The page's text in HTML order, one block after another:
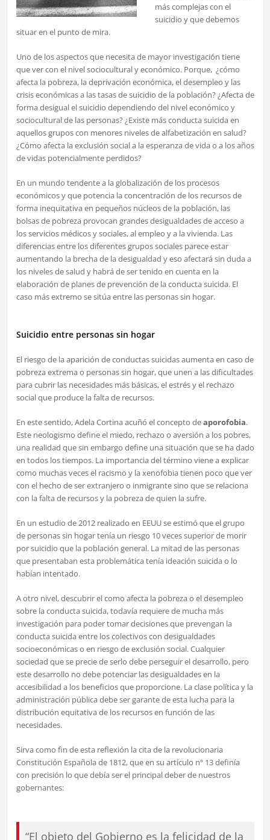
más complejas con el
suicidio y que debemos
situar en el punto de mira.
Uno de los aspectos que necesita de mayor investigación tiene
que ver con el nivel sociocultural y económico. Porque, ¿cómo
afecta la pobreza, la deprivación económica, el desempleo y las
crisis económicas a las tasas de suicidio de la población? ¿Afecta de
forma desigual el suicidio dependiendo del nivel económico y
sociocultural de las personas? ¿Existe más conducta suicida en
aquellos grupos con menores niveles de alfabetización en salud?
¿Cómo afecta la exclusión social a la esperanza de vida o a los años
de vidas potencialmente perdidos?
En un mundo tendente a la globalización de los procesos
económicos y que potencia la concentración de los recursos de
forma inequitativa en pequeños núcleos de la población, las
bolsas de pobreza provocan grandes desigualdades de acceso a
los servicios médicos y sociales, al empleo y a la vivienda. Las
diferencias entre los diferentes grupos sociales parece estar
aumentando la brecha de la desigualdad y eso afectará sin duda a
los niveles de salud y habrá de ser tenido en cuenta en la
elaboración de planes de prevención de la conducta suicida. El
caso más extremo se sitúa entre las personas sin hogar.
Suicidio entre personas sin hogar
El riesgo de la aparición de conductas suicidas aumenta en caso de
pobreza extrema o personas sin hogar, que unen a las dificultades
para cubrir las necesidades más básicas, el estrés y el rechazo
social que produce la falta de recursos.
En este sentido, Adela Cortina acuñó el concepto deaporofobia.
Este neologismo define el miedo, rechazo o aversión a los pobres,
una realidad que sin embargo define una situación que se ha dado
en todos los tiempos. La importancia del término viene a explicar
como muchas veces el racismo y la xenofobia tienen poco que ver
con el hecho de ser extranjero o inmigrante sino que se relaciona
con la falta de recursos y la pobreza de quien la sufre.
En un estudio de 2012 realizado en EEUU se estimó que el grupo
de personas sin hogar tenía un riesgo 10 veces superior de morir
por suicidio que la población general. La mitad de las personas
que presentaban esta problemática tenía ideación suicida o lo
habían intentado.
A otro nivel, descubrir el como afecta la pobreza o el desempleo
sobre la conducta suicida, todavía requiere de mucha más
investigación para poder tomar decisiones que prevengan la
conducta suicida entre los colectivos con desigualdades
socioeconómicas o en riesgo de exclusión social. Cualquier
sociedad que se precie de serlo debe perseguir el desarrollo, pero
este desarrollo no debe potenciar las desigualdades en la
accesibilidad a los beneficios que proporcione. La clase política y la
administración pública debe ser garante de esta lucha para la
distribución equitativa de los recursos en función de las
necesidades.
Sirva como fin de esta reflexión la cita de la revolucionaria
Constitución Española de 1812, que en su artículo nº 13 definía
con precisión lo que debía ser el principal deber de nuestros
gobernantes:
“El objeto del Gobierno es la felicidad de la